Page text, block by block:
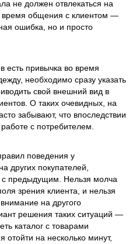
не должен отвлекаться на
время общения с клиентом —
ошибка, но и просто
есть привычка во время
необходимо сразу указать
свой внешний вид в
О таких очевидных, на
забывают, что впоследствии
с потребителем.
поведения у
других покупателей,
с предыдущим. Нельзя молча
зрения клиента, и нельзя
на другого
решения таких ситуаций —
каталог с товарами
отойти на несколько минут,